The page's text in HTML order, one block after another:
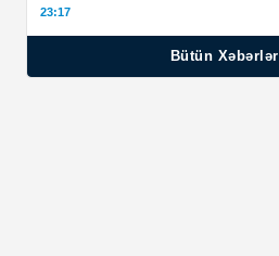
23:17
Bütün Xəbərlər